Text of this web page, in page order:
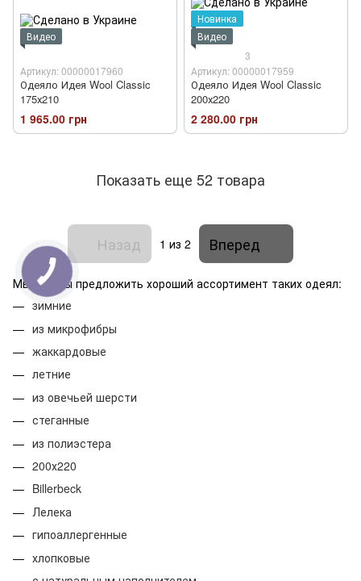
Видео
Артикул: 00000017960
Одеяло Идея Wool Classic
175х210
1 965.00 грн
Новинка
Видео
3
Артикул: 00000017959
Одеяло Идея Wool Classic
200х220
2 280.00 грн
Показать еще 52 товара
Назад 1 из 2 Вперед
Мы готовы предложить хороший ассортимент таких одеял:
зимние
из микрофибры
жаккардовые
летние
из овечьей шерсти
стеганные
из полиэстера
200х220
Billerbeck
Лелека
гипоаллергенные
хлопковые